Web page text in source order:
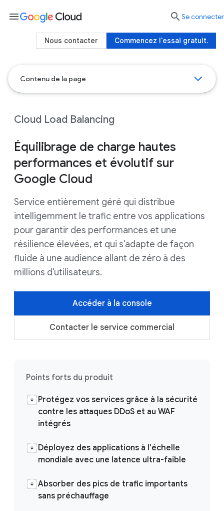
Contenu de la page
Cloud Load Balancing
Équilibrage de charge hautes
performances et évolutif sur
Google Cloud
Service entièrement géré qui distribue
intelligemment le trafic entre vos applications
pour garantir des performances et une
résilience élevées, et qui s'adapte de façon
fluide à une audience allant de zéro à des
millions d'utilisateurs.
Accéder à la console
Contacter le service commercial
Points forts du produit
Protégez vos services grâce à la sécurité
contre les attaques DDoS et au WAF
intégrés
Déployez des applications à l'échelle
mondiale avec une latence ultra-faible
Absorber des pics de trafic importants
sans préchauffage
menu  Se connecter
Commencez l'essai gratuit.
Nous contacter